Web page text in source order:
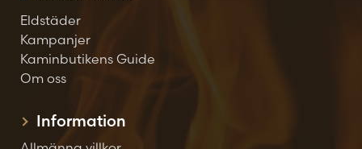
Eldstäder
Kampanjer
Kaminbutikens Guide
Om oss
Information